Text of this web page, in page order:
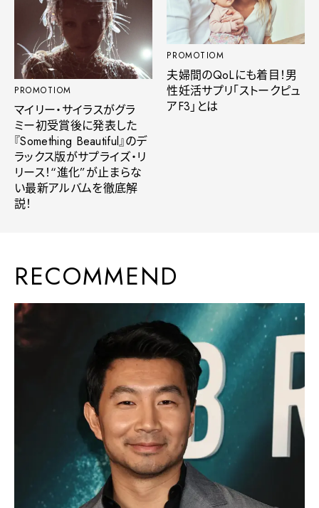
PROMOTIOM
マイリー・サイラスがグラ
ミー初受賞後に発表した
『Something Beautiful』のデ
ラックス版がサプライズ・リ
リース！“進化”が止まらな
い最新アルバムを徹底解
説！
PROMOTIOM
夫婦間のQoLにも着目！男
性妊活サプリ「ストークピュ
アF3」とは
RECOMMEND